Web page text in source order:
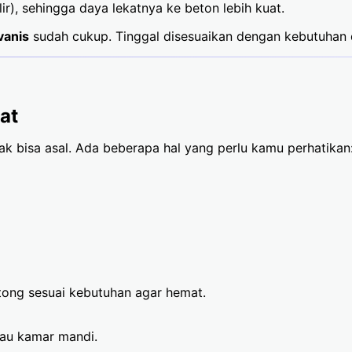
sehingga daya lekatnya ke beton lebih kuat.
sudah cukup. Tinggal disesuaikan dengan kebutuhan
bisa asal. Ada beberapa hal yang perlu kamu
sesuai kebutuhan agar hemat.
kamar mandi.